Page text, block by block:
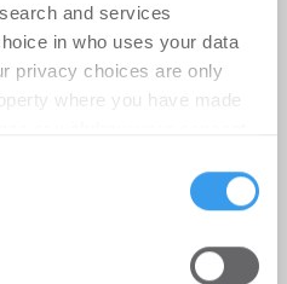
and services
in who uses your data
privacy choices are only
where you have made
personal data is processed
the
für
Fonds und
Manager